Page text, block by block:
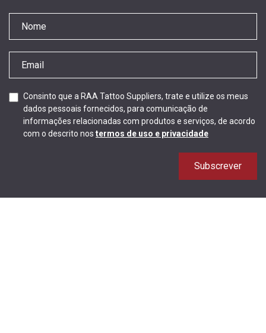
Consinto que a RAA Tattoo Suppliers, trate e utilize os meus
dados pessoais fornecidos, para comunicação de
informações relacionadas com produtos e serviços, de acordo
com o descrito nos termos de uso e privacidade
Subscrever